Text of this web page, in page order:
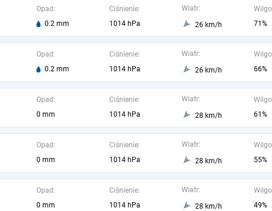
Opad:
0.2 mm
Ciśnienie:
1014 hPa
Wiatr:
26 km/h
71%
Opad:
0.2 mm
Ciśnienie:
1014 hPa
Wiatr:
26 km/h
66%
Opad:
0 mm
Ciśnienie:
1014 hPa
Wiatr:
28 km/h
61%
Opad:
0 mm
Ciśnienie:
1014 hPa
Wiatr:
28 km/h
55%
Opad:
0 mm
Ciśnienie:
1014 hPa
Wiatr:
28 km/h
49%